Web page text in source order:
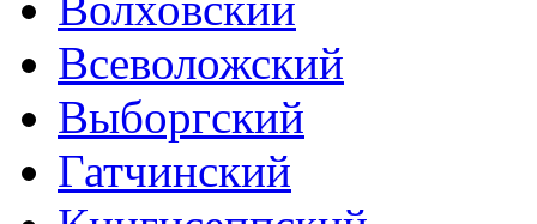
Всеволожский
Выборгский
Гатчинский